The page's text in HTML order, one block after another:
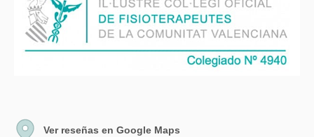
Ver reseñas en Google Maps